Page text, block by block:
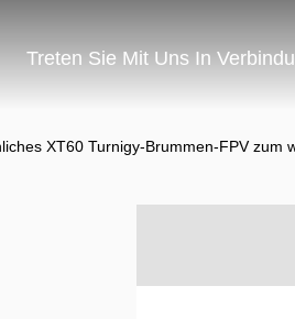
Treten Sie Mit Uns In
XT60 Turnigy-Brummen-FPV zum